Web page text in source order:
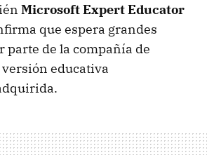
Microsoft Expert Educator
que espera grandes
parte de la compañía de
versión educativa